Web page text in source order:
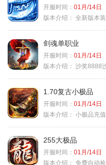
开服时间： 01月/14日
版本介绍： 全新版本
剑魂单职业
开服时间： 01月/14日
版本介绍： 沙奖8888
1.70复古小极品
开服时间： 01月/14日
版本介绍： 小极品充
255大极品
开服时间： 01月/14日
版本介绍： 免费自动